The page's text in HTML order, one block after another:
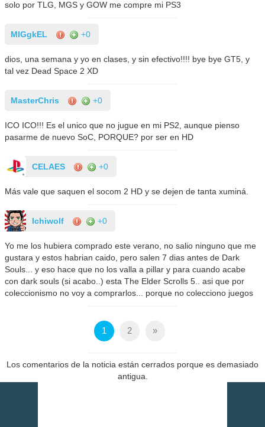
solo por TLG, MGS y GOW me compre mi PS3
MIGgkEL +0
dios, una semana y yo en clases, y sin efectivo!!!! bye bye GT5, y
tal vez Dead Space 2 XD
MasterChris +0
ICO ICO!!! Es el unico que no jugue en mi PS2, aunque pienso
pasarme de nuevo SoC, PORQUE? por ser en HD
CELAES +0
Más vale que saquen el socom 2 HD y se dejen de tanta xuminá.
Ichiwolf +0
Yo me los hubiera comprado este verano, no salio ninguno que me
gustara y estos habrian caido, pero salen 7 dias antes de Dark
Souls... y eso hace que no los valla a pillar y para cuando acabe
con dark souls (si acabo..) esta The Elder Scrolls 5.. asi que por
coleccionismo no voy a comprarlos... porque no colecciono juegos
1 2 »
Los comentarios de la noticia están cerrados porque es demasiado
antigua.